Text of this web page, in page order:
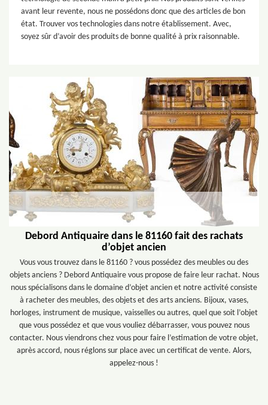
avant leur revente, nous ne possédons donc que des articles de bon
état. Trouver vos technologies dans notre établissement. Avec,
soyez sûr d’avoir des produits de bonne qualité à prix raisonnable.
Debord Antiquaire dans le 81160 fait des rachats
d’objet ancien
Vous vous trouvez dans le 81160 ? vous possédez des meubles ou des
objets anciens ? Debord Antiquaire vous propose de faire leur rachat. Nous
nous spécialisons dans le domaine d’objet ancien et notre activité consiste
à racheter des meubles, des objets et des arts anciens. Bijoux, vases,
horloges, instrument de musique, vaisselles ou autres, quel que soit l’objet
que vous possédez et que vous vouliez débarrasser, vous pouvez nous
contacter. Nous viendrons chez vous pour faire l’estimation de votre objet,
après accord, nous réglons sur place avec un certificat de vente. Alors,
appelez-nous !